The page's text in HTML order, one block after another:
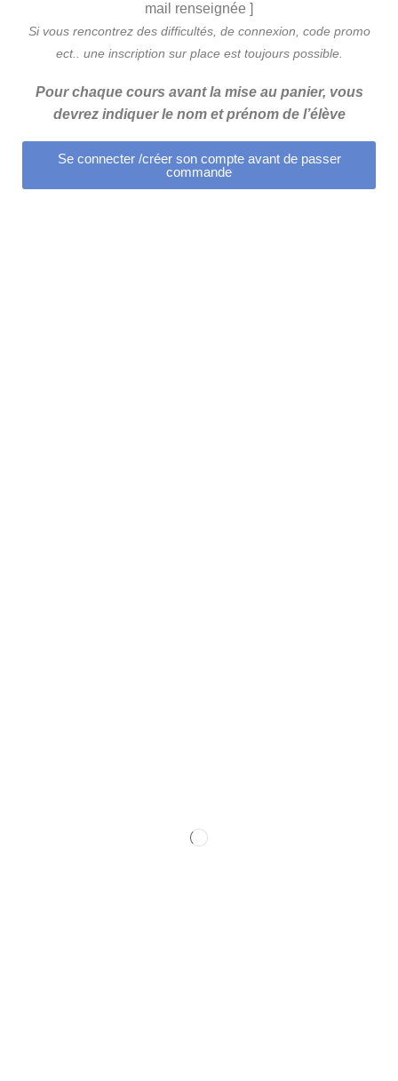
mail renseignée ]
Si vous rencontrez des difficultés, de connexion, code promo
ect.. une inscription sur place est toujours possible.
Pour chaque cours avant la mise au panier, vous
devrez indiquer le nom et prénom de l’élève
Se connecter /créer son compte avant de passer
commande